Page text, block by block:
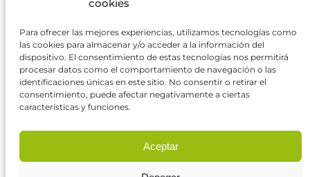
cookies
Para ofrecer las mejores experiencias, utilizamos tecnologías como
las cookies para almacenar y/o acceder a la información del
dispositivo. El consentimiento de estas tecnologías nos permitirá
procesar datos como el comportamiento de navegación o las
identificaciones únicas en este sitio. No consentir o retirar el
consentimiento, puede afectar negativamente a ciertas
características y funciones.
Aceptar
Carrer Serralet 66, 08783 Masquefa
BARCELONA
+34 937 726 669